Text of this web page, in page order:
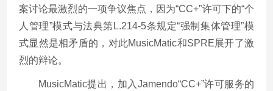
案讨论最激烈的一项争议焦点，因为“CC+”许可下的“个
人管理”模式与法典第L.214-5条规定“强制集体管理”模
式显然是相矛盾的，对此MusicMatic和SPRE展开了激
烈的辩论。
MusicMatic提出，加入Jamendo“CC+”许可服务的